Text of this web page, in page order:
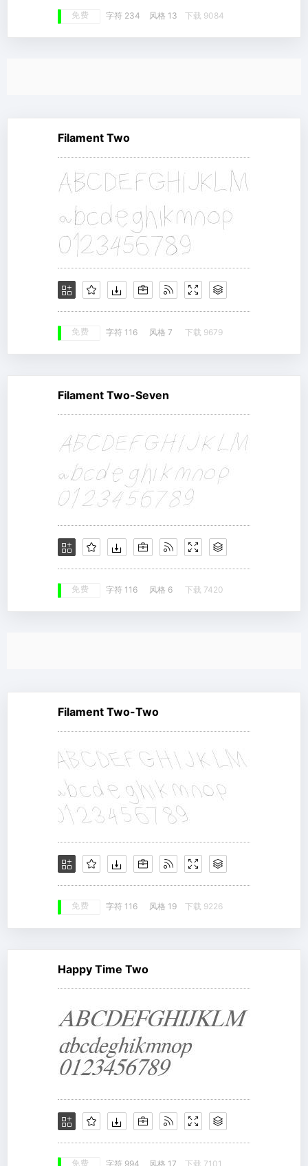
免费 字符 234 风格 13 下载 9084
Filament Two
免费 字符 116 风格 7 下载 9679
Filament Two-Seven
免费 字符 116 风格 6 下载 7420
Filament Two-Two
免费 字符 116 风格 19 下载 9226
Happy Time Two
字符 994 风格 17 下载 7101